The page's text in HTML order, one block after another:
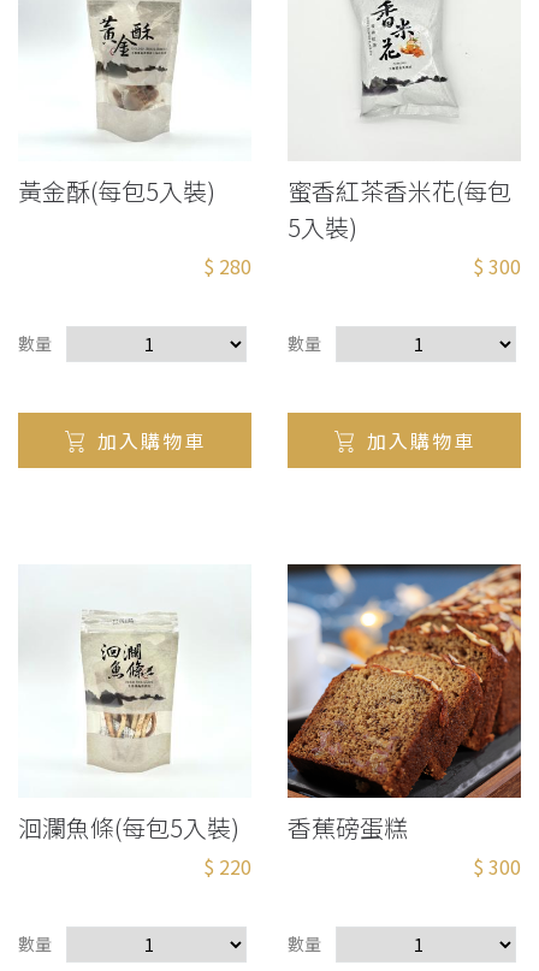
黃金酥(每包5入裝)
$ 280
數量
加入購物車
蜜香紅茶香米花(每包
5入裝)
$ 300
數量
加入購物車
洄瀾魚條(每包5入裝)
$ 220
數量
香蕉磅蛋糕
$ 300
數量